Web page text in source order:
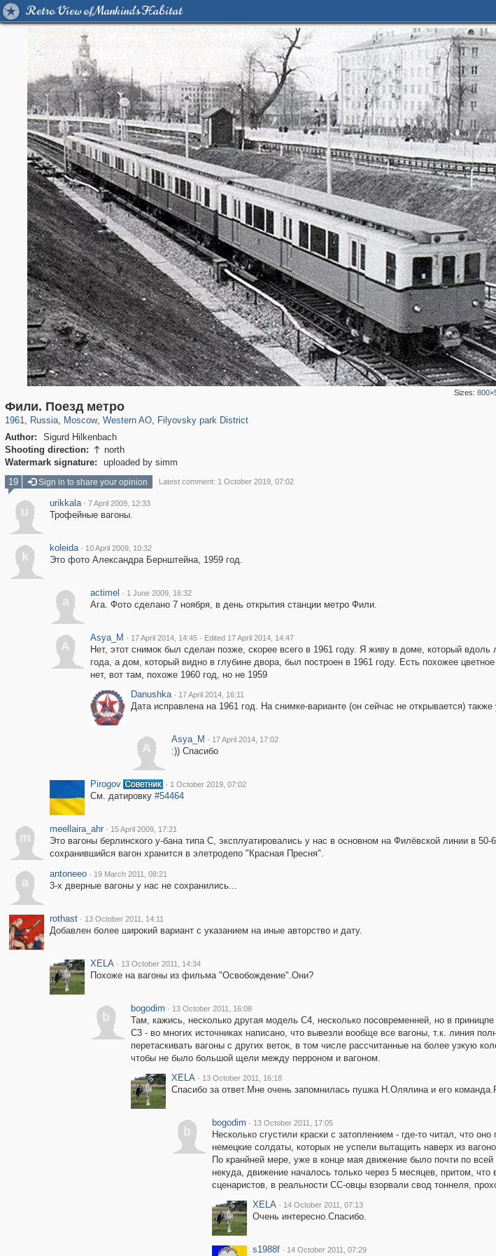
Retro View of Mankind's Habitat
Sizes:
Фили. Поезд метро
1961, Russia
1,406,034 29,243
, Moscow
319,724 8,286
, Western AO
27,128 310
, Filyovsky park District
Author:
Sigurd Hilkenbach
Shooting direction:  north
Watermark signature:
uploaded by simm
19 Sign in to share your opinion Latest comment: 1 October 2019, 07:02
u
urikkala · 7 April 2009, 12:33
Трофейные вагоны.
k
koleida · 10 April 2009, 10:32
Это фото Александра Бернштейна, 1959 год.
a
actimel · 1 June 2009, 16:32
Ага. Фото сделано 7 ноября, в день открытия станции метро Фили.
A
Asya_M · 17 April 2014, 14:45 · Edited 17 April 2014, 14:47
Нет, этот снимок был сделан позже, скорее всего в 1961 году. Я живу в доме, который вдоль
года, а дом, который видно в глубине двора, был построен в 1961 году. Есть похожее
нет, вот там, похоже 1960 год, но не 1959
Danushka · 17 April 2014, 16:11
Дата исправлена на 1961 год. На снимке-варианте (он сейчас не открывается) также
A
Asya_M · 17 April 2014, 17:02
:)) Спасибо
Pirogov · 1 October 2019, 07:02
См. датировку #54464
m
meellaira_ahr · 15 April 2009, 17:21
Это вагоны берлинского у-бана типа С, эксплуатировались у нас в основном на Филёвской линии в
сохранившийся вагон хранится в элетродепо "Красная Пресня".
a
antoneeo · 19 March 2011, 08:21
3-х дверные вагоны у нас не сохранились...
rothast · 13 October 2011, 14:11
Добавлен более широкий вариант с указанием на иные авторство и дату.
XELA · 13 October 2011, 14:34
Похоже на вагоны из фильма "Освобождение".Они?
b
bogodim · 13 October 2011, 16:08
Там, кажись, несколько другая модель С4, несколько посовременней, но в
С3 - во многих источниках написано, что вывезли вообще все вагоны, т.к. линия
перетаскивать вагоны с других веток, в том числе рассчитанные на более узкую
чтобы не было большой щели между перроном и вагоном.
XELA · 13 October 2011, 16:18
Спасибо за ответ.Мне очень запомнилась пушка Н.Олялина и его
b
bogodim · 13 October 2011, 17:05
Несколько сгустили краски с затоплением - где-то читал, что
немецкие солдаты, которых не успели вытащить наверх из
По кранйней мере, уже в конце мая движение было почти по
некуда, движение началось только через 5 месяцев, притом,
сценаристов, в реальности СС-овцы взорвали свод тоннеля,
XELA · 14 October 2011, 07:13
Очень интересно.Спасибо.
s1988f · 14 October 2011, 07:29